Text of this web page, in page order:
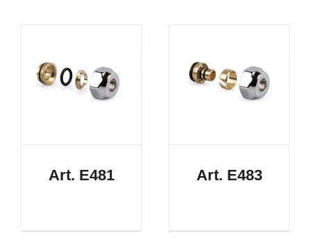
Art. E481 Art. E483